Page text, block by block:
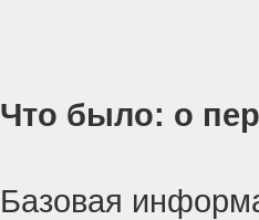
Что было: о
Базовая